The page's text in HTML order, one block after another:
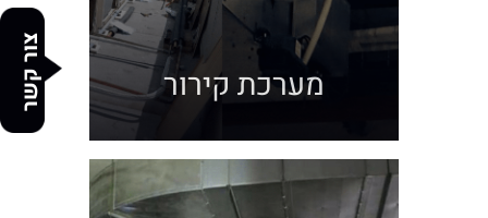
צור קשר מערכת קירור